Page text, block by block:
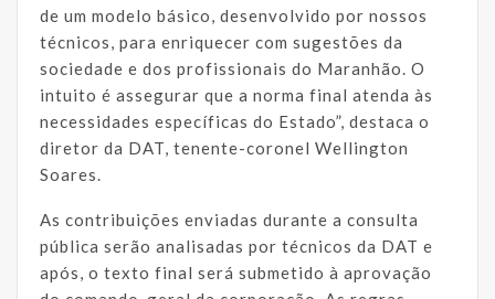
de um modelo básico, desenvolvido por nossos
técnicos, para enriquecer com sugestões da
sociedade e dos profissionais do Maranhão. O
intuito é assegurar que a norma final atenda às
necessidades específicas do Estado”, destaca o
diretor da DAT, tenente-coronel Wellington
Soares.
As contribuições enviadas durante a consulta
pública serão analisadas por técnicos da DAT e
após, o texto final será submetido à aprovação